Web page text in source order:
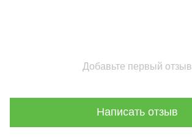
Добавьте первый отзыв
Написать отзыв